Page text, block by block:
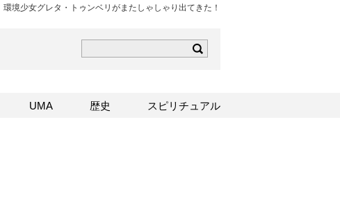
環境少女グレタ・トゥンベリがまたしゃしゃり出てきた！
こちらはこちら
UMA 歴史 スピリチュアル